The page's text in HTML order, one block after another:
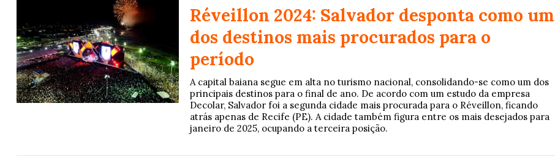
Réveillon 2024: Salvador desponta como um
dos destinos mais procurados para o
período
A capital baiana segue em alta no turismo nacional, consolidando-se como um dos
principais destinos para o final de ano. De acordo com um estudo da empresa
Decolar, Salvador foi a segunda cidade mais procurada para o Réveillon, ficando
atrás apenas de Recife (PE). A cidade também figura entre os mais desejados para
janeiro de 2025, ocupando a terceira posição.